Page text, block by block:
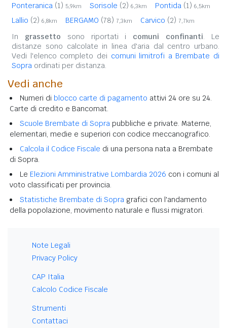
Ponteranica (1) 5,9km Sorisole (2) 6,3km Pontida (1) 6,5km
Lallio (2) 6,8km BERGAMO (78) 7,3km Carvico (2) 7,7km
In grassetto sono riportati i comuni confinanti. Le
distanze sono calcolate in linea d'aria dal centro urbano.
Vedi l'elenco completo dei comuni limitrofi a Brembate di
Sopra ordinati per distanza.
Vedi anche
Numeri di blocco carte di pagamento attivi 24 ore su 24.
Carte di credito e Bancomat.
Scuole Brembate di Sopra pubbliche e private. Materne,
elementari, medie e superiori con codice meccanografico.
Calcola il Codice Fiscale di una persona nata a Brembate
di Sopra.
Le Elezioni Amministrative Lombardia 2026 con i comuni al
voto classificati per provincia.
Statistiche Brembate di Sopra grafici con l'andamento
della popolazione, movimento naturale e flussi migratori.
Note Legali
Privacy Policy
CAP Italia
Calcolo Codice Fiscale
Strumenti
Contattaci